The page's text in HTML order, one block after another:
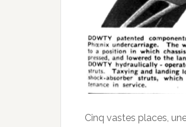
Cinq vastes places,